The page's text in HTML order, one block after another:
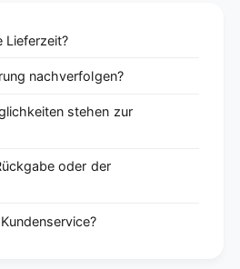
Lieferzeit?
nachverfolgen?
stehen zur
oder der